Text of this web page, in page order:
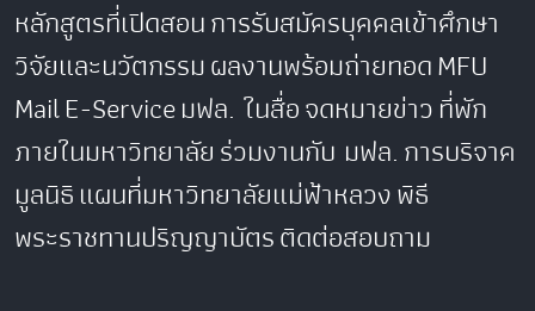
หลักสูตรที่เปิดสอนการรับสมัครบุคคลเข้าศึกษา
วิจัยและนวัตกรรมผลงานพร้อมถ่ายทอดMFU
MailE-Serviceมฟล. ในสื่อจดหมายข่าวที่พัก
ภายในมหาวิทยาลัยร่วมงานกับ มฟล.การบริจาค
มูลนิธิแผนที่มหาวิทยาลัยแม่ฟ้าหลวงพิธี
พระราชทานปริญญาบัตรติดต่อสอบถาม